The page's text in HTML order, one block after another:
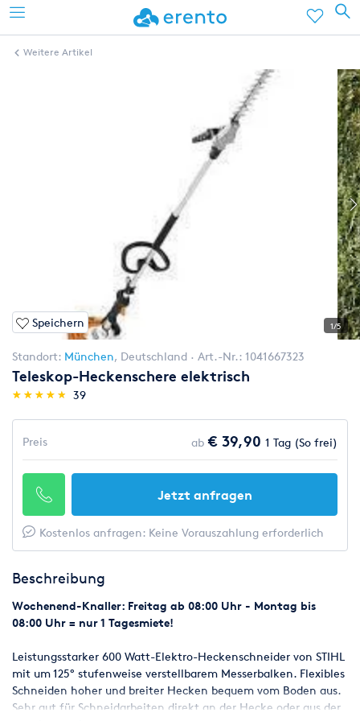
Weitere Artikel
Speichern 1/5
Standort: München, Deutschland Art.-Nr.: 1041667323
Teleskop-Heckenschere elektrisch
(*)
★
★
(*)★
★
(*) ★
★
(*) ★
★
(*) ★
★ 39
Preis ab € 39,90 1 Tag (So frei)
Jetzt anfragen
Kostenlos anfragen: Keine Vorauszahlung erforderlich
Beschreibung
Wochenend-Knaller: Freitag ab 08:00 Uhr - Montag bis
08:00 Uhr = nur 1 Tagesmiete!
Leistungsstarker 600 Watt-Elektro-Heckenschneider von STIHL
mit um 125° stufenweise verstellbarem Messerbalken. Flexibles
Schneiden hoher und breiter Hecken bequem vom Boden aus.
Sehr gut für Schneidarbeiten direkt an der Hecke oder aus der